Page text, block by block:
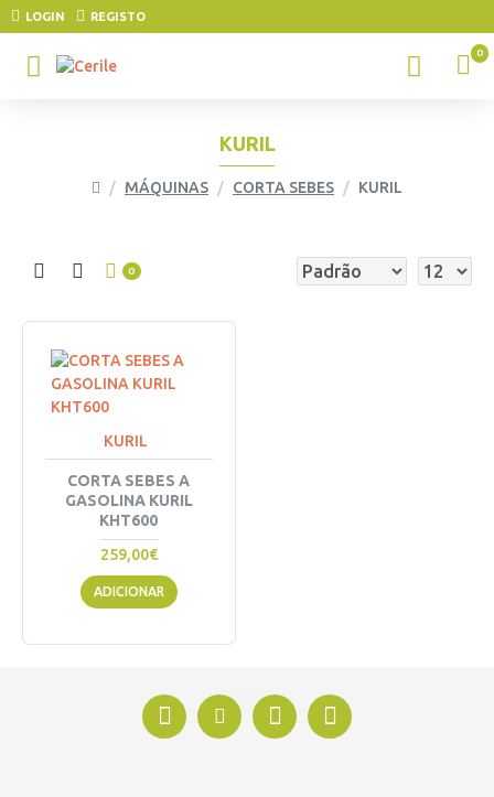
LOGIN REGISTO
0
MÁQUINAS CORTA SEBES KURIL
KURIL
0
KURIL
CORTA SEBES A
GASOLINA KURIL
KHT600
259,00€
ADICIONAR